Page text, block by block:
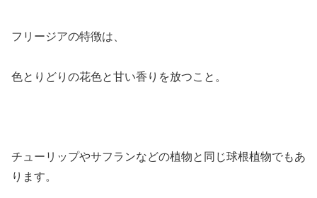
フリージアの特徴は、
色とりどりの花色と甘い香りを放つこと。
チューリップやサフランなどの植物と同じ球根植物でもあ
ります。